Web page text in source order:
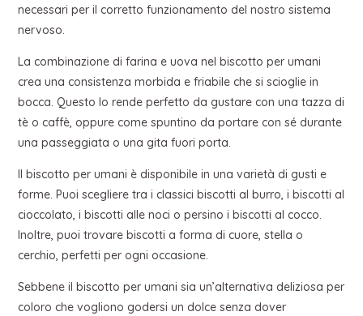
necessari per il corretto funzionamento del nostro sistema
nervoso.
La combinazione di farina e uova nel biscotto per umani
crea una consistenza morbida e friabile che si scioglie in
bocca. Questo lo rende perfetto da gustare con una tazza di
tè o caffè, oppure come spuntino da portare con sé durante
una passeggiata o una gita fuori porta.
Il biscotto per umani è disponibile in una varietà di gusti e
forme. Puoi scegliere tra i classici biscotti al burro, i biscotti al
cioccolato, i biscotti alle noci o persino i biscotti al cocco.
Inoltre, puoi trovare biscotti a forma di cuore, stella o
cerchio, perfetti per ogni occasione.
Sebbene il biscotto per umani sia un’alternativa deliziosa per
coloro che vogliono godersi un dolce senza dover